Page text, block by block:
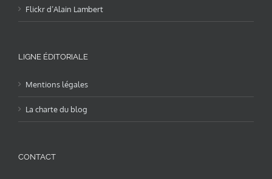
Flickr d’Alain Lambert
LIGNE ÉDITORIALE
Mentions légales
La charte du blog
CONTACT